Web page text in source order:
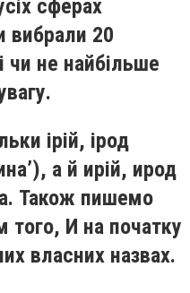
сферах
вибрали 20
чи не найбільше
ірій, ірод
а й ирій, ирод
Також пишемо
того, И на початку
власних назвах.